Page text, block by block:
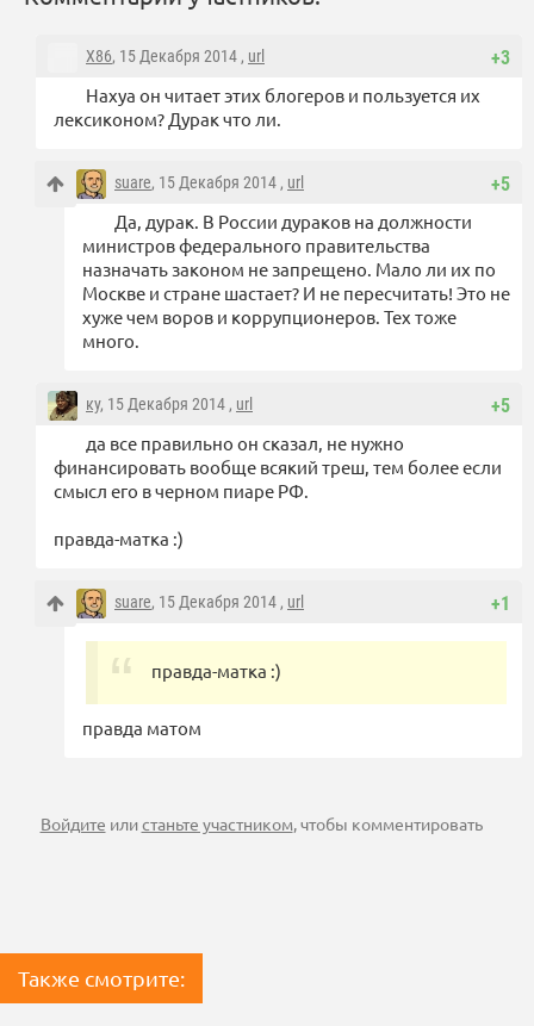
+3
X86, 15 Декабря 2014 , url
Нахуа он читает этих блогеров и пользуется их
лексиконом? Дурак что ли.
+5
suare, 15 Декабря 2014 , url
Да, дурак. В России дураков на должности
министров федерального правительства
назначать законом не запрещено. Мало ли их по
Москве и стране шастает? И не пересчитать! Это не
хуже чем воров и коррупционеров. Тех тоже
много.
+5
ку, 15 Декабря 2014 , url
да все правильно он сказал, не нужно
финансировать вообще всякий треш, тем более если
смысл его в черном пиаре РФ.
правда-матка :)
+1
suare, 15 Декабря 2014 , url
правда-матка :)
правда матом
Войдите илистаньте участником, чтобы комментировать
Также смотрите: